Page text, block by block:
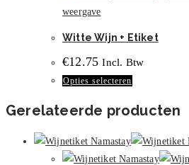
de
optie
worden
op
weergave
Witte Wijn + Etiket
€12.75 Incl. Btw
Opties selecteren
heeft
meerdere
variaties.
Gerelateerde producten